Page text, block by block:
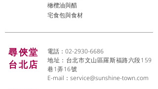
橄欖油與醋
宅食包與食材
尋俠堂
台北店
電話：02-2930-6686
地址：台北市文山區羅斯福路六段159
巷1弄16號
E-mail： service@sunshine-town.com